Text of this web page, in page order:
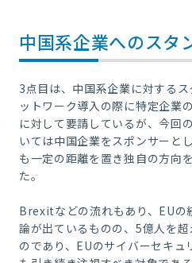
中国系企業へのスタ
3点目は、中国系企業に対する
ットワーク導入の際に特定企業
に対して要請しているが、今回
いては中国企業をスポンサーと
も一定の距離を置き独自の方向
た。
Brexitなどの流れもあり、EUの
論が出ているものの、5億人を
のであり、EUのサイバーセキュ